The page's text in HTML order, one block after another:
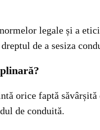
normelor legale și a
de a sesiza
orice faptă
de conduită.